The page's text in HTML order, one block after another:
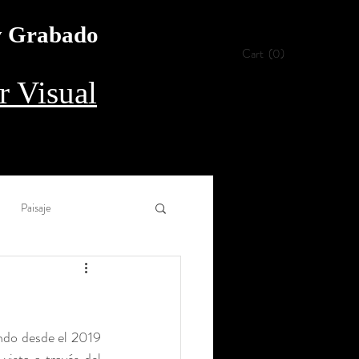
Cart (0)
Visual
Paisaje
Aguada
Procedimiento
desde el 2019